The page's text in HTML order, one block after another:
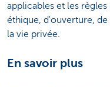
applicables et les
éthique, d'ouverture,
la vie privée.
En savoir plus